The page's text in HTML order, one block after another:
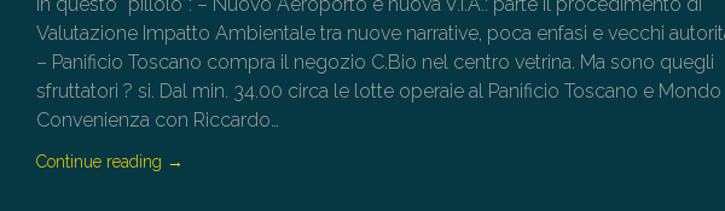
Valutazione Impatto Ambientale tra nuove narrative, poca enfasi e vecchi
– Panificio Toscano compra il negozio C.Bio nel centro vetrina. Ma sono quegli
sfruttatori ? si. Dal min. 34.00 circa le lotte operaie al Panificio Toscano e Mondo
Convenienza con Riccardo…
Continue reading →